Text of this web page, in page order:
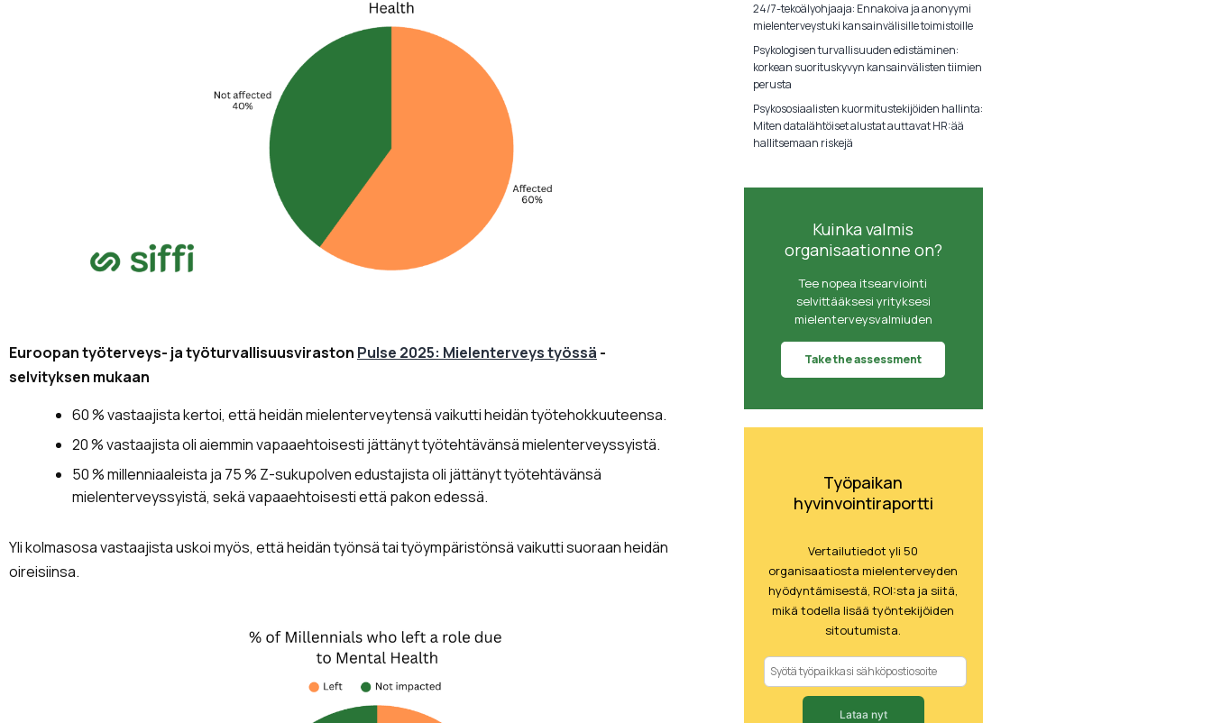
Euroopan työterveys- ja työturvallisuusviraston Pulse 2025: Mielenterveys työssä -
selvityksen mukaan
60 % vastaajista kertoi, että heidän mielenterveytensä vaikutti heidän työtehokkuuteensa.
20 % vastaajista oli aiemmin vapaaehtoisesti jättänyt työtehtävänsä mielenterveyssyistä.
50 % millenniaaleista ja 75 % Z-sukupolven edustajista oli jättänyt työtehtävänsä
mielenterveyssyistä, sekä vapaaehtoisesti että pakon edessä.
Yli kolmasosa vastaajista uskoi myös, että heidän työnsä tai työympäristönsä vaikutti suoraan heidän
oireisiinsa.
24/7-tekoälyohjaaja: Ennakoiva ja anonyymi
mielenterveystuki kansainvälisille toimistoille
Psykologisen turvallisuuden edistäminen:
korkean suorituskyvyn kansainvälisten tiimien
perusta
Psykososiaalisten kuormitustekijöiden hallinta:
Miten datalähtöiset alustat auttavat HR:ää
hallitsemaan riskejä
Kuinka valmis
organisaationne on?
Tee nopea itsearviointi
selvittääksesi yrityksesi
mielenterveysvalmiuden
Take the assessment
Työpaikan
hyvinvointiraportti
Vertailutiedot yli 50
organisaatiosta mielenterveyden
hyödyntämisestä, ROI:sta ja siitä,
mikä todella lisää työntekijöiden
sitoutumista.
Lataa nyt